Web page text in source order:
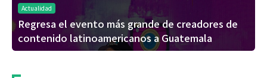
Actualidad
Regresa el evento más grande de creadores de
contenido latinoamericanos a Guatemala